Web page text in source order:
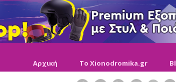
Αρχική Το Xionodromika.gr